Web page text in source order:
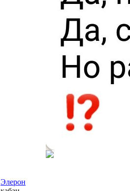
Элерон